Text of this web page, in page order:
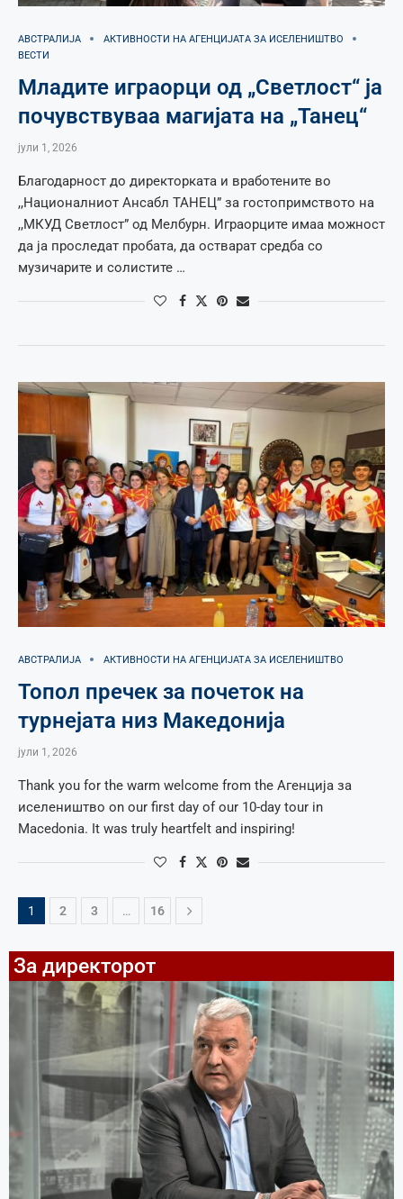
АВСТРАЛИЈА
АКТИВНОСТИ НА АГЕНЦИЈАТА ЗА ИСЕЛЕНИШТВО
ВЕСТИ
Младите играорци од „Светлост“ ја
почувствуваа магијата на „Танец“
јули 1, 2026
Благодарност до директорката и вработените во
,,Националниот Ансабл ТАНЕЦ” за гостопримството на
,,МКУД Светлост” од Мелбурн. Играорците имаа можност
да ја проследат пробата, да остварат средба со
музичарите и солистите …
АВСТРАЛИЈА АКТИВНОСТИ НА АГЕНЦИЈАТА ЗА ИСЕЛЕНИШТВО
Топол пречек за почеток на
турнејата низ Македонија
јули 1, 2026
Thank you for the warm welcome from the Aгенција за
иселеништво on our first day of our 10-day tour in
Macedonia. It was truly heartfelt and inspiring!
1 2 3 … 16
За директорот